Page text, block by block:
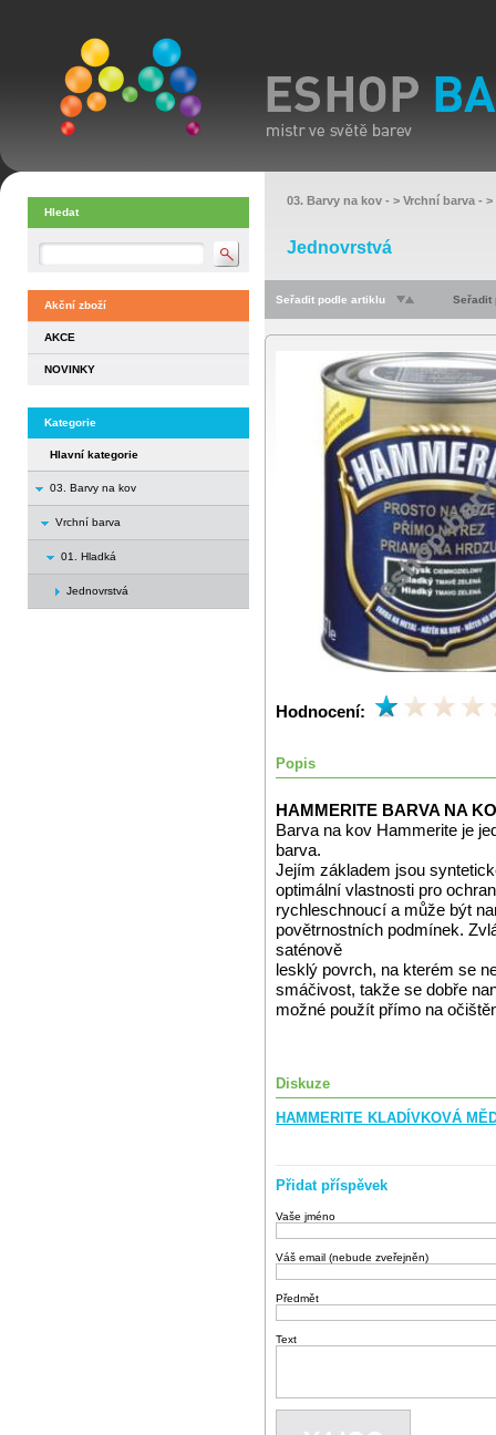
Hledat
Akční zboží
AKCE
NOVINKY
Kategorie
Hlavní kategorie
03. Barvy na kov
Vrchní barva
01. Hladká
Jednovrstvá
03. Barvy na kov - > Vrchní barva - >
Jednovrstvá
Seřadit podle artiklu Seřadit
Hodnocení:
Popis
HAMMERITE BARVA NA
Barva na kov Hammerite je
barva.
Jejím základem jsou
optimální vlastnosti pro
rychleschnoucí a může být
povětrnostních podmínek.
saténově
lesklý povrch, na kterém se
smáčivost, takže se dobře
možné použít přímo na
Diskuze
HAMMERITE KLADÍVKOVÁ
Přidat příspěvek
Vaše jméno
Váš email (nebude zveřejněn)
Předmět
Text